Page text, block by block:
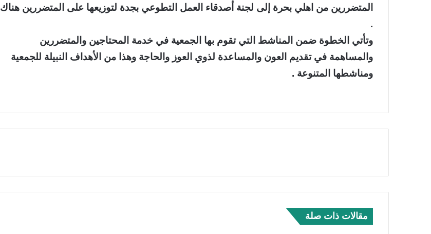
المتضررين من اهلي بحرة إلى لجنة أصدقاء العمل التطوعي بجدة لتوزيعها على المتضررين هناك
.
وتأتي الخطوة ضمن المناشط التي تقوم بها الجمعية في خدمة المحتاجين والمتضررين
والمساهمة في تقديم العون والمساعدة لذوي العوز والحاجة وهذا من الأهداف النبيلة للجمعية
ومناشطها المتنوعة .
مقالات ذات صلة